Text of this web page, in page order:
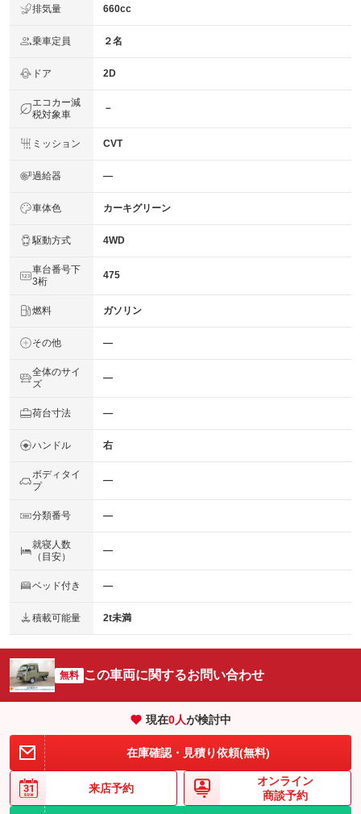
排気量 660cc
乗車定員 ２名
ドア 2D
エコカー減
税対象車
－
ミッション CVT
過給器 ―
車体色 カーキグリーン
駆動方式 4WD
車台番号下
3桁
475
燃料 ガソリン
その他 ―
全体のサイ
ズ
―
荷台寸法 ―
ハンドル 右
ボディタイ
プ
―
分類番号 ―
就寝人数
（目安）
―
ベッド付き ―
積載可能量 2t未満
無料 この車両に関するお問い合わせ
現在0人が検討中
在庫確認・見積り依頼(無料)
来店予約
オンライン
商談予約